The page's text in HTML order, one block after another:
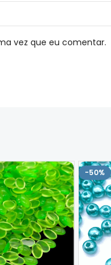
vez que eu comentar.
-50%